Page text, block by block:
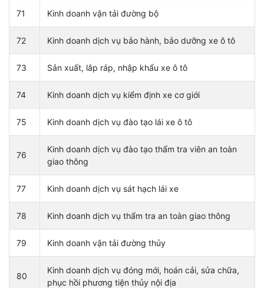
71 Kinh doanh vận tải đường bộ
72 Kinh doanh dịch vụ bảo hành, bảo dưỡng xe ô tô
73 Sản xuất, lắp ráp, nhập khẩu xe ô tô
74 Kinh doanh dịch vụ kiểm định xe cơ giới
75 Kinh doanh dịch vụ đào tạo lái xe ô tô
76
Kinh doanh dịch vụ đào tạo thẩm tra viên an toàn
giao thông
77 Kinh doanh dịch vụ sát hạch lái xe
78 Kinh doanh dịch vụ thẩm tra an toàn giao thông
79 Kinh doanh vận tải đường thủy
80
Kinh doanh dịch vụ đóng mới, hoán cải, sửa chữa,
phục hồi phương tiện thủy nội địa